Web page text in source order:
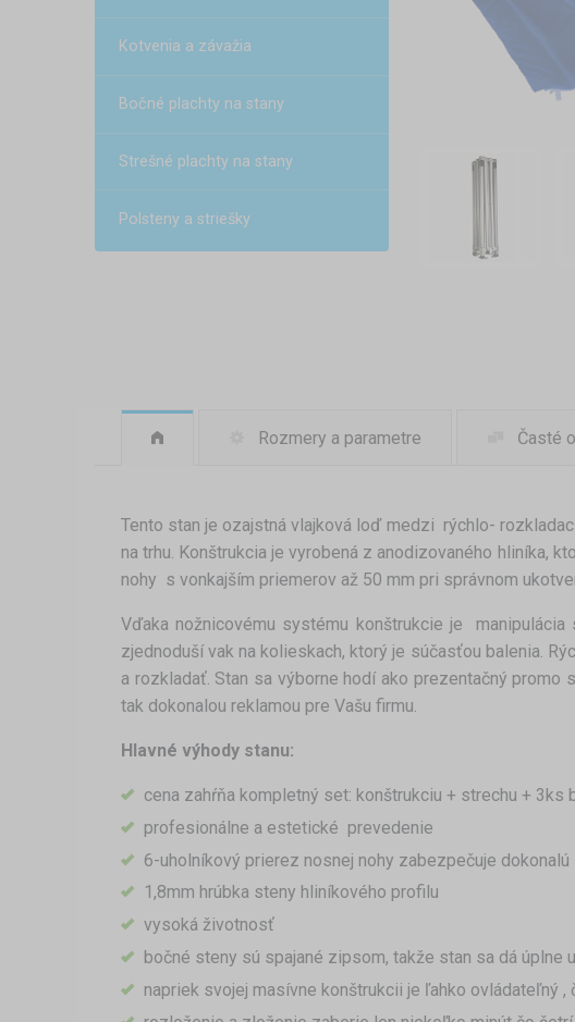
Kotvenia a závažia
Bočné plachty na stany
Strešné plachty na stany
Polsteny a striešky
Rozmery a parametre Časté
Tento stan je ozajstná vlajková loď medzi rýchlo-
na trhu. Konštrukcia je vyrobená z anodizovaného hliníka,
nohy s vonkajším priemerov až 50 mm pri správnom
Vďaka nožnicovému systému konštrukcie je
zjednoduší vak na kolieskach, ktorý je súčasťou balenia.
a rozkladať. Stan sa výborne hodí ako prezentačný
tak dokonalou reklamou pre Vašu firmu.
Hlavné výhody stanu:
cena zahŕňa kompletný set: konštrukciu + strechu + 3ks
profesionálne a estetické prevedenie
6-uholníkový prierez nosnej nohy zabezpečuje
1,8mm hrúbka steny hliníkového profilu
vysoká životnosť
bočné steny sú spajané zipsom, takže stan sa dá
napriek svojej masívne konštrukcii je ľahko ovládateľný ,